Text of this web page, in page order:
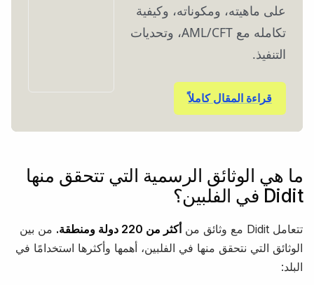
على ماهيته، ومكوناته، وكيفية
تكامله مع AML/CFT، وتحديات
التنفيذ.
قراءة المقال كاملاً
ما هي الوثائق الرسمية التي تتحقق منها
Didit في الفلبين؟
تتعامل Didit مع وثائق من أكثر من 220 دولة ومنطقة.
من بين
الوثائق التي نتحقق منها في الفلبين، أهمها وأكثرها استخدامًا في
البلد: